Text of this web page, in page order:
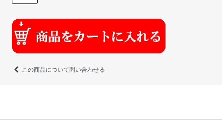
この商品について問い合わせる